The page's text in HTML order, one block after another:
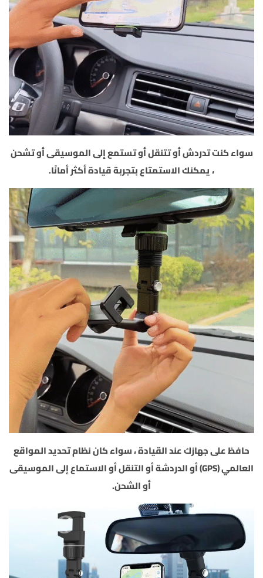
سواء كنت تدردش أو تتنقل أو تستمع إلى الموسيقى أو تشحن
، يمكنك الاستمتاع بتجربة قيادة أكثر أمانًا.
حافظ على جهازك عند القيادة ، سواء كان نظام تحديد المواقع
العالمي (GPS) أو الدردشة أو التنقل أو الاستماع إلى الموسيقى
أو الشحن.